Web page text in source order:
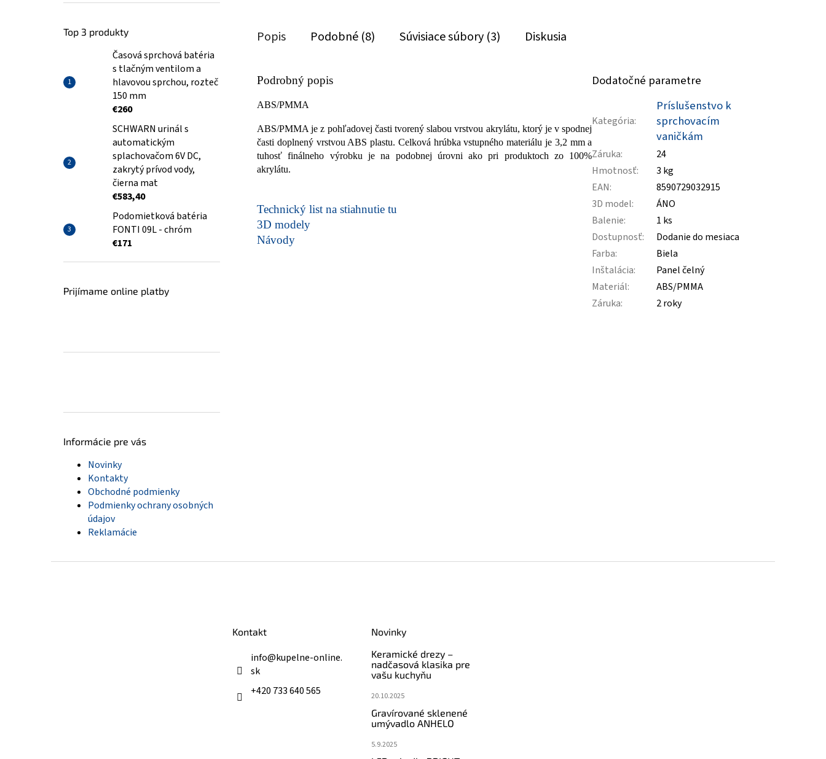
Top 3 produkty
Časová sprchová batéria
s tlačným ventilom a
hlavovou sprchou, rozteč
150 mm
€260
SCHWARN urinál s
automatickým
splachovačom 6V DC,
zakrytý prívod vody,
čierna mat
€583,40
Podomietková batéria
FONTI 09L - chróm
€171
Prijímame online platby
Informácie pre vás
Novinky
Kontakty
Obchodné podmienky
Podmienky ochrany osobných
údajov
Reklamácie
úprava...
kameň...
Popis Podobné (8) Súvisiace súbory (3) Diskusia
Podrobný popis
ABS/PMMA
ABS/PMMA je z pohľadovej časti tvorený slabou vrstvou akrylátu, ktorý je v spodnej
časti doplnený vrstvou ABS plastu. Celková hrúbka vstupného materiálu je 3,2 mm a
tuhosť finálneho výrobku je na podobnej úrovni ako pri produktoch zo 100%
akrylátu.
Technický list na stiahnutie tu
3D modely
Návody
Dodatočné parametre
Kategória:
Príslušenstvo k
sprchovacím
vaničkám
Záruka:
24
Hmotnosť:
3 kg
EAN:
8590729032915
3D model:
ÁNO
Balenie:
1 ks
Dostupnosť:
Dodanie do mesiaca
Farba:
Biela
Inštalácia:
Panel čelný
Materiál:
ABS/PMMA
Záruka: 2 roky
Kontakt
info@kupelne-online.
sk
+420 733 640 565
Novinky
Keramické drezy –
nadčasová klasika pre
vašu kuchyňu
20.10.2025
Gravírované sklenené
umývadlo ANHELO
5.9.2025